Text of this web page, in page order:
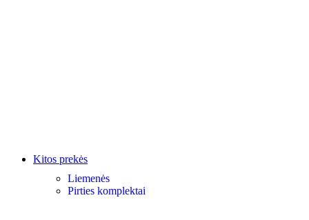
Kitos prekės
Liemenės
Pirties komplektai